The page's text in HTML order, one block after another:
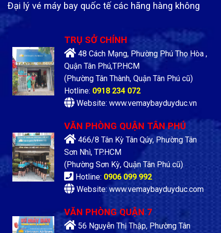
Đại lý vé máy bay quốc tế các hãng hàng không
TRỤ SỞ CHÍNH
48 Cách Mạng, Phường Phú Thọ Hòa ,
Quận Tân Phú,TP.HCM
(Phường Tân Thành, Quận Tân Phú cũ)
Hotline: 0918 234 072
Website: www.vemaybayduyduc.vn
VĂN PHÒNG QUẬN TÂN PHÚ
466/8 Tân Kỳ Tân Qúy, Phường Tân
Sơn Nhì, TP.HCM
(Phường Sơn Kỳ, Quận Tân Phú cũ)
Hotline: 0906 099 992
Website: www.vemaybayduyduc.com
VĂN PHÒNG QUẬN 7
56 Nguyễn Thị Thập, Phường Tân